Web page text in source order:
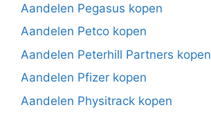
Aandelen Pegasus kopen
Aandelen Petco kopen
Aandelen Peterhill Partners kopen
Aandelen Pfizer kopen
Aandelen Physitrack kopen